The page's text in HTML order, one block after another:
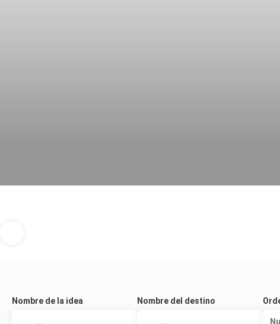
Nombre de la idea Nombre del destino